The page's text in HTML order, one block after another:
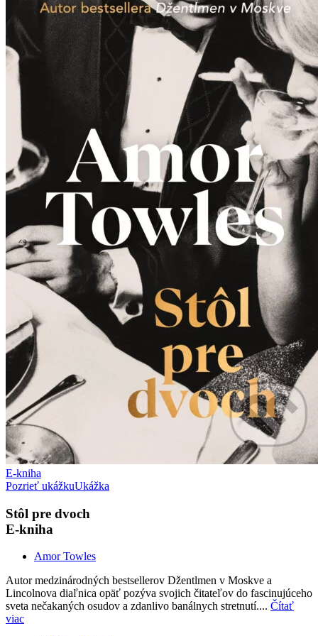
E-kniha
Pozrieť ukážkuUkážka
Stôl pre dvoch
E-kniha
Amor Towles
Autor medzinárodných bestsellerov Džentlmen v Moskve a
Lincolnova diaľnica opäť pozýva svojich čitateľov do fascinujúceho
sveta nečakaných osudov a zdanlivo banálnych stretnutí.... Čítať
viac